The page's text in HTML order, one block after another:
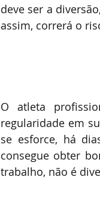
deve ser a
assim, correrá o
O atleta
regularidade em
se esforce, há
consegue obter
trabalho, não é